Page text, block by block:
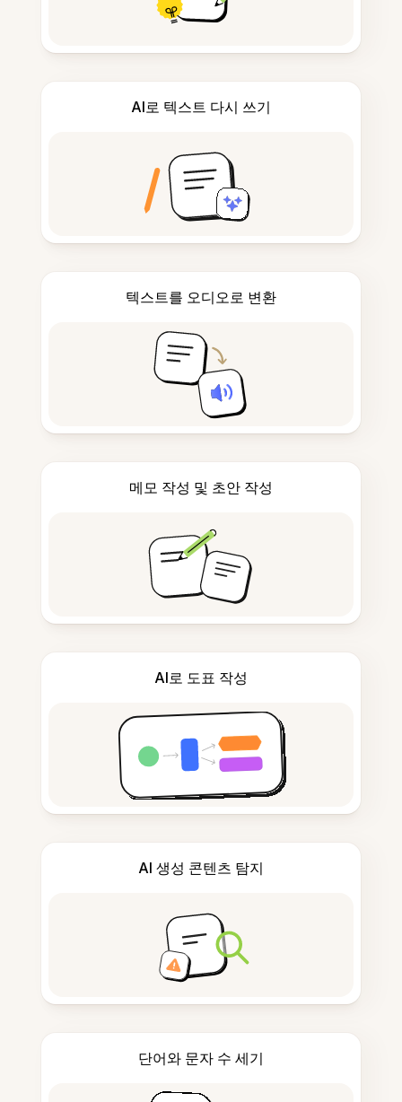
AI로 텍스트 다시 쓰기
텍스트를 오디오로 변환
메모 작성 및 초안 작성
AI로 도표 작성
AI 생성 콘텐츠 탐지
단어와 문자 수 세기